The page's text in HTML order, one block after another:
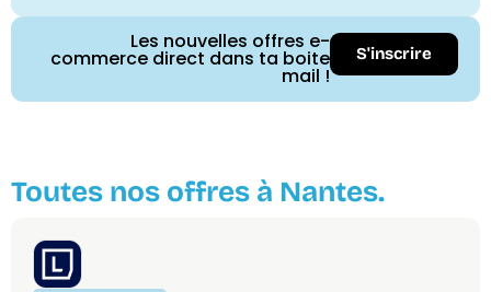
Les nouvelles offres e-
commerce direct dans ta boite
mail !
S'inscrire
Toutes nos offres à Nantes.